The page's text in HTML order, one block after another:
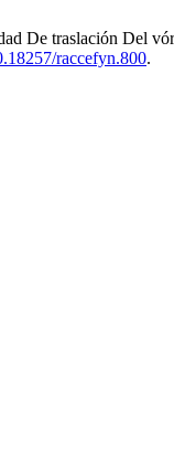
De traslación Del
raccefyn.800.